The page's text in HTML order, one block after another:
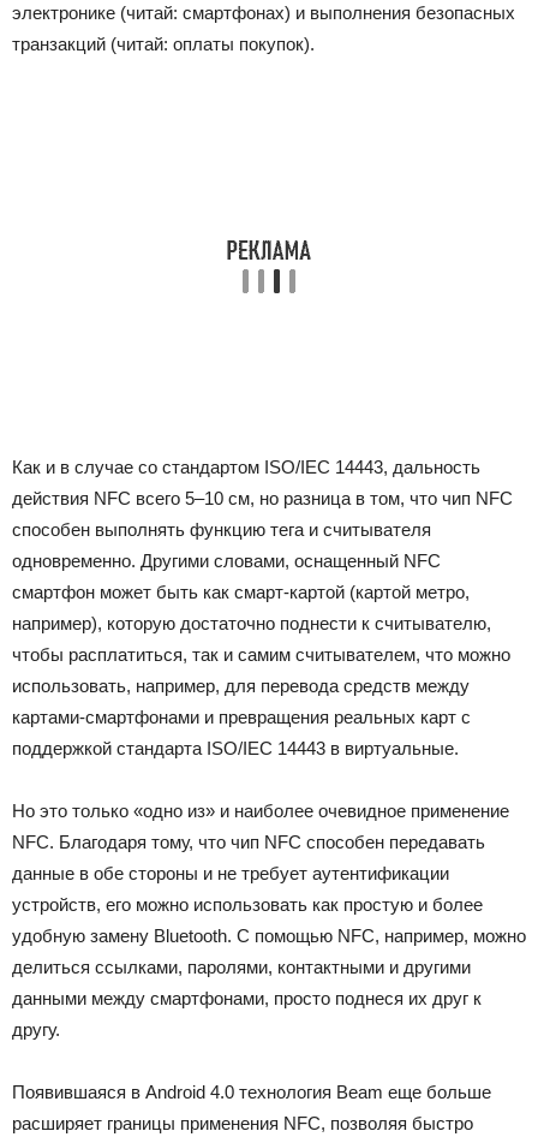
электронике (читай: смартфонах) и выполнения безопасных
транзакций (читай: оплаты покупок).
Как и в случае со стандартом ISO/IEC 14443, дальность
действия NFC всего 5–10 см, но разница в том, что чип NFC
способен выполнять функцию тега и считывателя
одновременно. Другими словами, оснащенный NFC
смартфон может быть как смарт-картой (картой метро,
например), которую достаточно поднести к считывателю,
чтобы расплатиться, так и самим считывателем, что можно
использовать, например, для перевода средств между
картами-смартфонами и превращения реальных карт с
поддержкой стандарта ISO/IEC 14443 в виртуальные.
Но это только «одно из» и наиболее очевидное применение
NFC. Благодаря тому, что чип NFC способен передавать
данные в обе стороны и не требует аутентификации
устройств, его можно использовать как простую и более
удобную замену Bluetooth. С помощью NFC, например, можно
делиться ссылками, паролями, контактными и другими
данными между смартфонами, просто поднеся их друг к
другу.
Появившаяся в Android 4.0 технология Beam еще больше
расширяет границы применения NFC, позволяя быстро